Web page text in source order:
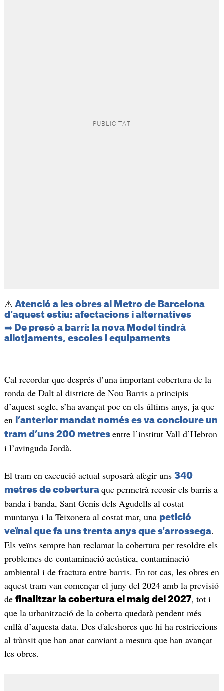
⚠️ Atenció a les obres al Metro de Barcelona
d'aquest estiu: afectacions i alternatives
➡️ De presó a barri: la nova Model tindrà
allotjaments, escoles i equipaments
Cal recordar que després d’una important cobertura de la
ronda de Dalt al districte de Nou Barris a principis
d’aquest segle, s’ha avançat poc en els últims anys, ja que
en l’anterior mandat només es va concloure un
tram d’uns 200 metres entre l’institut Vall d’Hebron
i l’avinguda Jordà.
El tram en execució actual suposarà afegir uns 340
metres de cobertura que permetrà recosir els barris a
banda i banda, Sant Genis dels Agudells al costat
muntanya i la Teixonera al costat mar, una petició
veïnal que fa uns trenta anys que s'arrossega.
Els veïns sempre han reclamat la cobertura per resoldre els
problemes de contaminació acústica, contaminació
ambiental i de fractura entre barris. En tot cas, les obres en
aquest tram van començar el juny del 2024 amb la previsió
de finalitzar la cobertura el maig del 2027, tot i
que la urbanització de la coberta quedarà pendent més
enllà d’aquesta data. Des d'aleshores que hi ha restriccions
al trànsit que han anat canviant a mesura que han avançat
les obres.